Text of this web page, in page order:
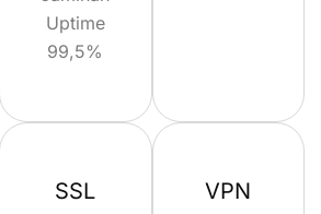
Uptime
99,5%
SSL
VPN